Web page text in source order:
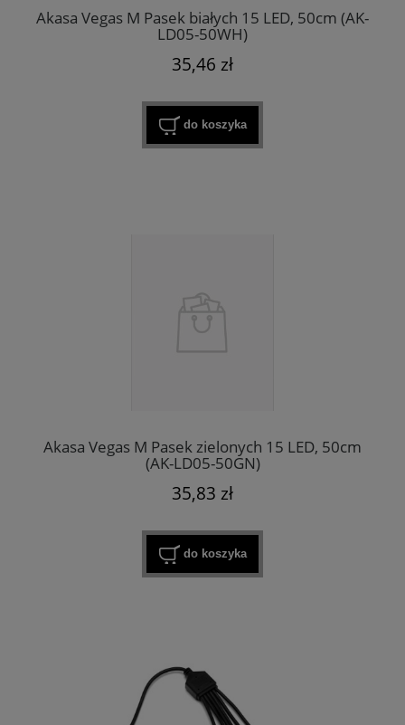
Akasa Vegas M Pasek białych 15 LED, 50cm (AK-
LD05-50WH)
35,46 zł
do koszyka
Akasa Vegas M Pasek zielonych 15 LED, 50cm
(AK-LD05-50GN)
35,83 zł
do koszyka